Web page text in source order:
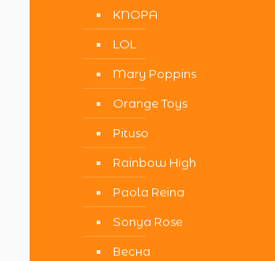
KNOPA
LOL
Mary Poppins
Orange Toys
Pituso
Rainbow High
Paola Reina
Sonya Rose
Весна